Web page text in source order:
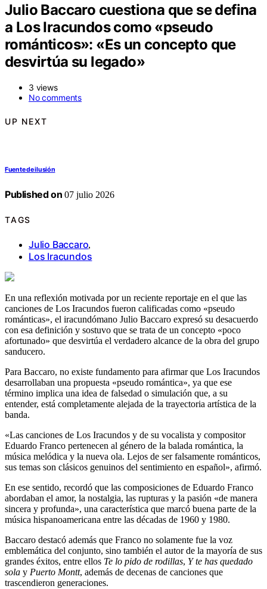
Julio Baccaro cuestiona que se defina
a Los Iracundos como «pseudo
románticos»: «Es un concepto que
desvirtúa su legado»
3 views
No comments
UP NEXT
Fuente de ilusión
Published on 07 julio 2026
TAGS
Julio Baccaro,
Los Iracundos
En una reflexión motivada por un reciente reportaje en el que las
canciones de Los Iracundos fueron calificadas como «pseudo
románticas», el iracundómano Julio Baccaro expresó su desacuerdo
con esa definición y sostuvo que se trata de un concepto «poco
afortunado» que desvirtúa el verdadero alcance de la obra del grupo
sanducero.
Para Baccaro, no existe fundamento para afirmar que Los Iracundos
desarrollaban una propuesta «pseudo romántica», ya que ese
término implica una idea de falsedad o simulación que, a su
entender, está completamente alejada de la trayectoria artística de la
banda.
«Las canciones de Los Iracundos y de su vocalista y compositor
Eduardo Franco pertenecen al género de la balada romántica, la
música melódica y la nueva ola. Lejos de ser falsamente románticos,
sus temas son clásicos genuinos del sentimiento en español», afirmó.
En ese sentido, recordó que las composiciones de Eduardo Franco
abordaban el amor, la nostalgia, las rupturas y la pasión «de manera
sincera y profunda», una característica que marcó buena parte de la
música hispanoamericana entre las décadas de 1960 y 1980.
Baccaro destacó además que Franco no solamente fue la voz
emblemática del conjunto, sino también el autor de la mayoría de sus
grandes éxitos, entre ellos Te lo pido de rodillas, Y te has quedado
sola y Puerto Montt, además de decenas de canciones que
trascendieron generaciones.